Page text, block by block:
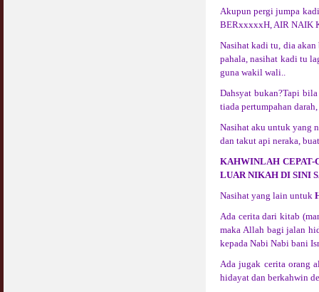
Akupun pergi jumpa
BERxxxxxH, AIR NAIK
Nasihat kadi tu, dia
pahala, nasihat kadi tu
guna wakil wali..
Dahsyat bukan?Tapi
tiada pertumpahan
Nasihat aku untuk yang
dan takut api neraka,
KAHWINLAH CEPAT-
LUAR NIKAH DI SINI
Nasihat yang lain untuk
Ada cerita dari kitab
maka Allah bagi jalan
kepada Nabi Nabi bani
Ada jugak cerita orang
hidayat dan berkahwin